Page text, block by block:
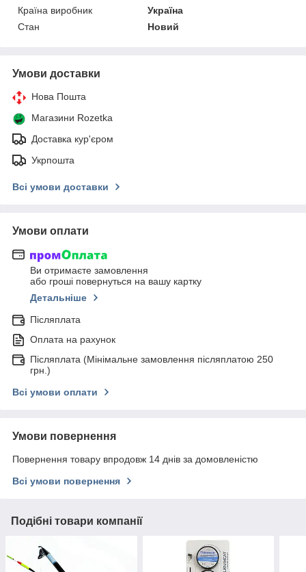
Країна виробник
Україна
Стан
Новий
Умови доставки
Нова Пошта
Магазини Rozetka
Доставка кур'єром
Укрпошта
Всі умови доставки
Умови оплати
Ви отримаєте замовлення
або гроші повернуться на вашу картку
Детальніше
Післяплата
Оплата на рахунок
Післяплата (Мінімальне замовлення післяплатою 250
грн.)
Всі умови оплати
Умови повернення
Повернення товару впродовж 14 днів за домовленістю
Всі умови повернення
Подібні товари компанії